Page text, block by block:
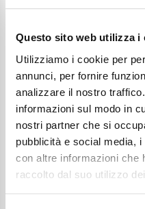
Questo sito web utilizza i
Utilizziamo i cookie per
annunci, per fornire
analizzare il nostro
informazioni sul modo in
nostri partner che si
pubblicità e social media,
con altre informazioni che
raccolto dal suo utilizzo